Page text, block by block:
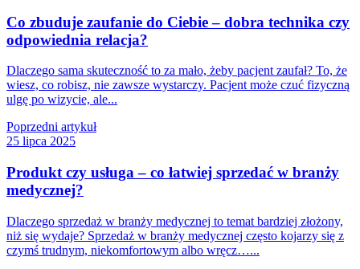
Co zbuduje zaufanie do Ciebie – dobra technika czy
odpowiednia relacja?
Dlaczego sama skuteczność to za mało, żeby pacjent zaufał? To, że
wiesz, co robisz, nie zawsze wystarczy. Pacjent może czuć fizyczną
ulgę po wizycie, ale...
Poprzedni artykuł
25 lipca 2025
Produkt czy usługa – co łatwiej sprzedać w branży
medycznej?
Dlaczego sprzedaż w branży medycznej to temat bardziej złożony,
niż się wydaje? Sprzedaż w branży medycznej często kojarzy się z
czymś trudnym, niekomfortowym albo wręcz…...